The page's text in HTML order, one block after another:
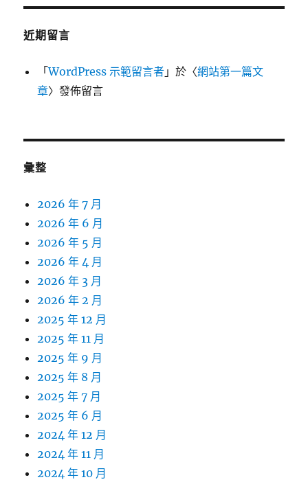
近期留言
「WordPress 示範留言者 」於〈網站第一篇文
章〉發佈留言
彙整
2026 年 7 月
2026 年 6 月
2026 年 5 月
2026 年 4 月
2026 年 3 月
2026 年 2 月
2025 年 12 月
2025 年 11 月
2025 年 9 月
2025 年 8 月
2025 年 7 月
2025 年 6 月
2024 年 12 月
2024 年 11 月
2024 年 10 月